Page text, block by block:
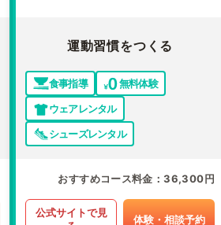
運動習慣をつくる
食事指導
無料体験
ウェアレンタル
シューズレンタル
おすすめコース料金 36,300円
公式サイトで見
体験・相談予約